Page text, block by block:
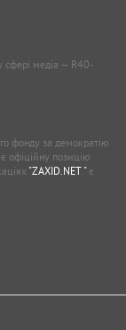
сфері медіа — R40-
фонду за демократію
офіційну позицію
"ZAXID.NET "є